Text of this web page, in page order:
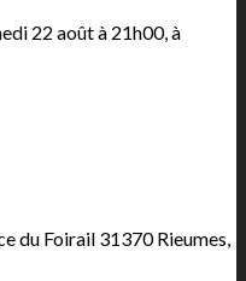
22 août à 21h00, à
du Foirail 31370 Rieumes,